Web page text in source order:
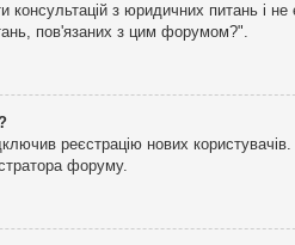
з юридичних питань і
пов'язаних з цим форумом?".
реєстрацію нових
форуму.